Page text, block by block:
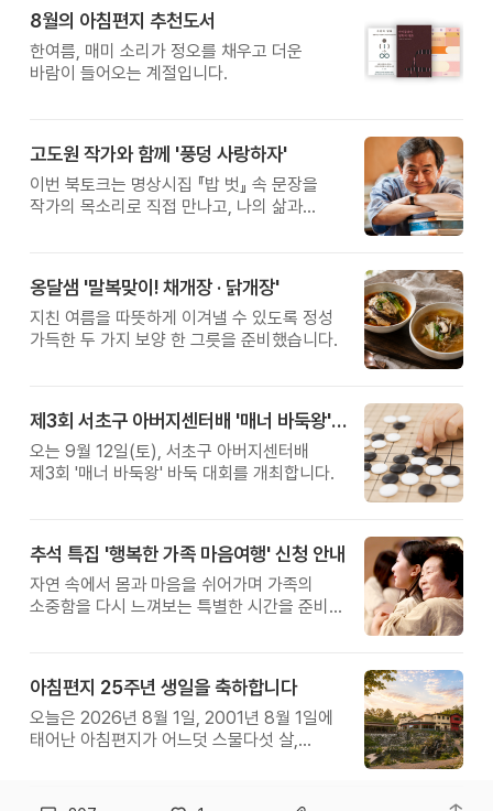
8월의 아침편지 추천도서
한여름, 매미 소리가 정오를 채우고 더운
바람이 들어오는 계절입니다.
고도원 작가와 함께 '풍덩 사랑하자'
이번 북토크는 명상시집 『밥 벗』 속 문장을
작가의 목소리로 직접 만나고, 나의 삶과
옹달샘 '말복맞이! 채개장 · 닭개장'
지친 여름을 따뜻하게 이겨낼 수 있도록 정성
가득한 두 가지 보양 한 그릇을 준비했습니다.
제3회 서초구 아버지센터배 '매너 바둑왕' 대회
오는 9월 12일(토), 서초구 아버지센터배
제3회 '매너 바둑왕' 바둑 대회를 개최합니다.
추석 특집 '행복한 가족 마음여행' 신청 안내
자연 속에서 몸과 마음을 쉬어가며 가족의
소중함을 다시 느껴보는 특별한 시간을 준비해
아침편지 25주년 생일을 축하합니다
오늘은 2026년 8월 1일, 2001년 8월 1일에
태어난 아침편지가 어느덧 스물다섯 살,